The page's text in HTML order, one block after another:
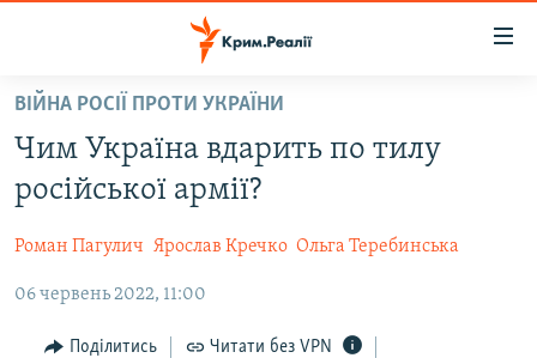
Перейти
основного
матеріалу
Перейти
до
навігації
Перейти
ВОДА.КРИМ
ВІДЕО ТА ФОТО
ПОЛІТИКА
БЛОГИ
ПОГЛЯД
ВІЙНА РОСІЇ ПРОТИ УКРАЇНИ
Чим Україна вдарить по тилу
російської армії?
Роман Пагулич Ярослав Кречко Ольга Теребинська
06 червень 2022, 11:00
Поділитись Читати без VPN